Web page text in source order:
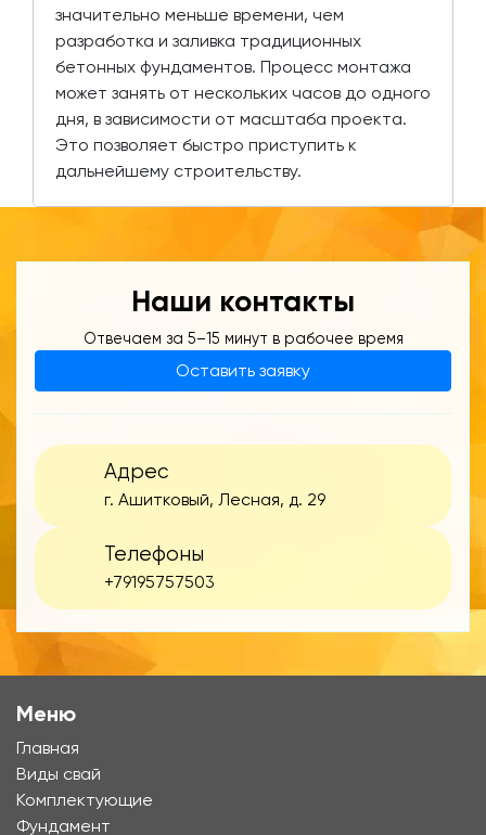
значительно меньше времени, чем
разработка и заливка традиционных
бетонных фундаментов. Процесс монтажа
может занять от нескольких часов до одного
дня, в зависимости от масштаба проекта.
Это позволяет быстро приступить к
дальнейшему строительству.
Наши контакты
Отвечаем за 5–15 минут в рабочее время
Оставить заявку
Адрес
г. Ашитковый, Лесная, д. 29
Телефоны
+79195757503
Меню
Главная
Виды свай
Комплектующие
Фундамент